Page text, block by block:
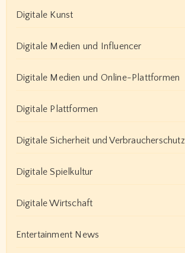
Digitale Kunst
Digitale Medien und Influencer
Digitale Medien und Online-Plattformen
Digitale Plattformen
Digitale Sicherheit und Verbraucherschutz
Digitale Spielkultur
Digitale Wirtschaft
Entertainment News